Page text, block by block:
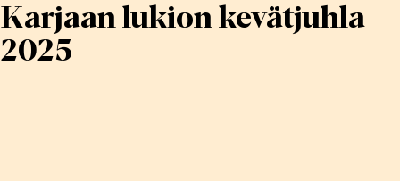
Karjaan lukion kevätjuhla
2025